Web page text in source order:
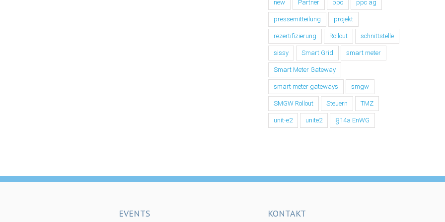
new Partner ppc ppc ag
pressemitteilung projekt
rezertifizierung Rollout schnittstelle
sissy Smart Grid smart meter
Smart Meter Gateway
smart meter gateways smgw
SMGW Rollout Steuern TMZ
unit-e2 unite2 §14a EnWG
EVENTS KONTAKT